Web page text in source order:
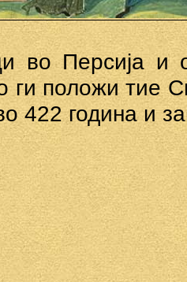
во Персија и
ги положи тие
422 година и